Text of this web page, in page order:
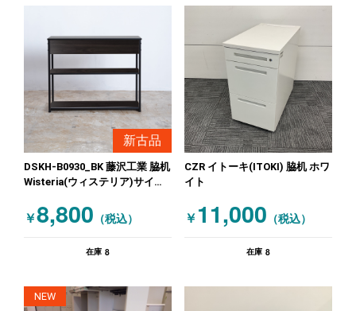
新古品
DSKH-B0930_BK 藤沢工業 脇机
Wisteria(ウィステリア)サイド
￥8,800 （税込）
在庫 8
CZR イトーキ(ITOKI) 脇机 ホワ
イト
￥ 11,000 （税込）
在庫 8
NEW